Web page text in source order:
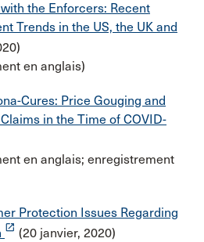
the Enforcers: Recent
Trends in the US, the UK and
en anglais)
Cures: Price Gouging and
in the Time of COVID-
en anglais; enregistrement
Protection Issues Regarding
launch (20 janvier, 2020)